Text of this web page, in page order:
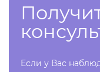
Если у Вас